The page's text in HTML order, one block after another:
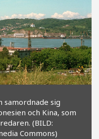
samordnade sig
och Kina, som
(BILD:
Commons)